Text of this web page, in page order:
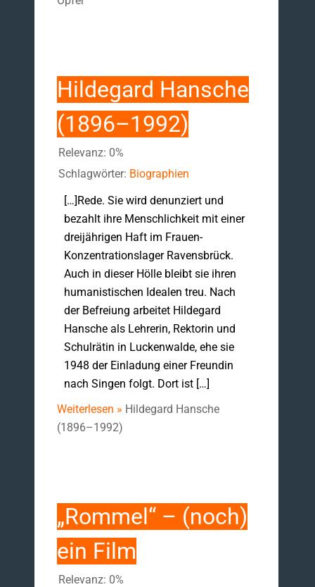
Hildegard Hansche
(1896–1992)
Relevanz: 0%
Schlagwörter: Biographien
[…]Rede. Sie wird denunziert und
bezahlt ihre Menschlichkeit mit einer
dreijährigen Haft im Frauen-
Konzentrationslager Ravensbrück.
Auch in dieser Hölle bleibt sie ihren
humanistischen Idealen treu. Nach
der Befreiung arbeitet Hildegard
Hansche als Lehrerin, Rektorin und
Schulrätin in Luckenwalde, ehe sie
1948 der Einladung einer Freundin
nach Singen folgt. Dort ist […]
Weiterlesen » Hildegard Hansche
(1896–1992)
„Rommel“ – (noch)
ein Film
Relevanz: 0%